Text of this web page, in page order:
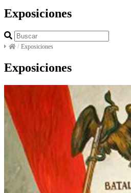
Exposiciones
/ Exposiciones
Exposiciones